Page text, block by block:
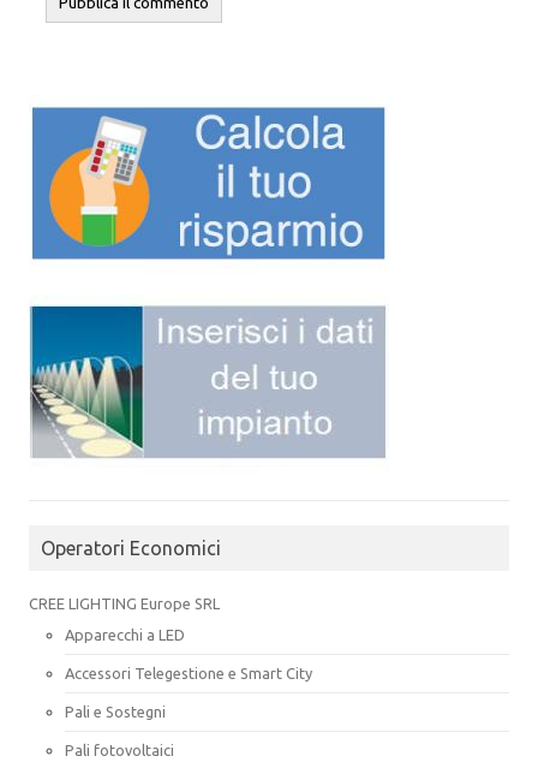
Operatori Economici
CREE LIGHTING Europe SRL
Apparecchi a LED
Accessori Telegestione e Smart City
Pali e Sostegni
Pali fotovoltaici